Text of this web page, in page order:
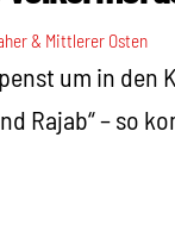
& Mittlerer Osten
um in den
Rajab“ – so